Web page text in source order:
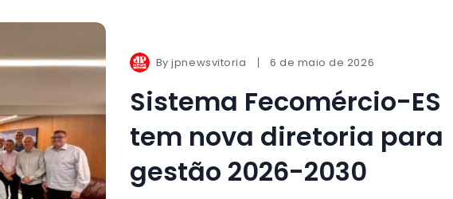
Byjpnewsvitoria 6 de maio de 2026
Sistema Fecomércio-ES
tem nova diretoria para
gestão 2026-2030